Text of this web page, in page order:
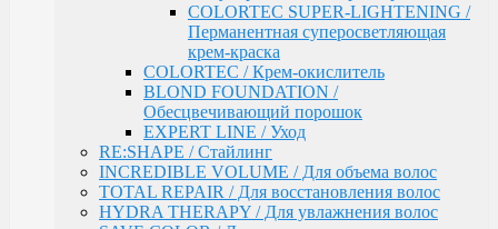
CURL MAKER / Химическая завивка
PROFY TOUCH / Защитные средства для кожи и
волос
ART OF THERAPY / От перхоти / для активации
роста волос / для жирной кожи головы
Fashion Look / Пигмент прямого действия
INFINITY / Обесцвечивающие продукты
INFINITY ULTRA GLOSS / Оттеночные маски
INFINITY SERVICE PRO / Сервисные продукты
INFINITY PERFORMANCE / Стайлинг
COLORTEC SUPER-LIGHTENING /
Перманентная суперосветляющая
крем-краска
COLORTEC / Крем-окислитель
BLOND FOUNDATION /
Обесцвечивающий порошок
EXPERT LINE / Уход
RE:SHAPE / Стайлинг
INCREDIBLE VOLUME / Для объема волос
TOTAL REPAIR / Для восстановления волос
HYDRA THERAPY / Для увлажнения волос